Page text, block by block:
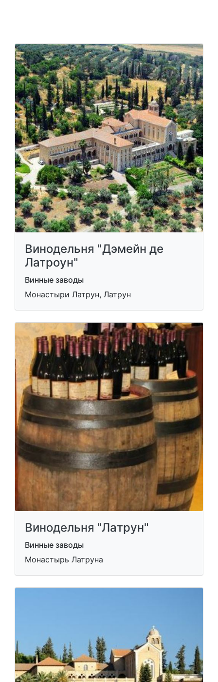
Винодельня "Дэмейн де
Латроун"
Винные заводы
Монастыри Латрун, Латрун
Винодельня "Лaтрун"
Винные заводы
Монастырь Латруна